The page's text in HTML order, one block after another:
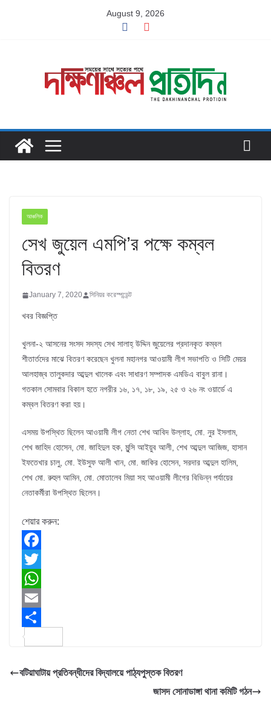
August 9, 2026
আঞ্চলিক
সেখ জুয়েল এমপি’র পক্ষে কম্বল
বিতরণ
January 7, 2020 সিনিয়র করেস্পন্ডেন্ট
খবর বিজ্ঞপ্তি
খুলনা-২ আসনের সংসদ সদস্য সেখ সালাহ্ উদ্দিন জুয়েলের প্রদানকৃত কম্বল
শীতার্তদের মাঝে বিতরণ করেছেন খুলনা মহানগর আওয়ামী লীগ সভাপতি ও সিটি মেয়র
আলহাজ্ব তালুকদার আব্দুল খালেক এবং সাধারণ সম্পাদক এমডিএ বাবুল রানা।
গতকাল সোমবার বিকাল হতে নগরীর ১৬, ১৭, ১৮, ১৯, ২৫ ও ২৬ নং ওয়ার্ডে এ
কম্বল বিতরণ করা হয়।
এসময় উপস্থিত ছিলেন আওয়ামী লীগ নেতা শেখ আবিদ উল্লাহ, মো. নুর ইসলাম,
শেখ জাহিদ হোসেন, মো. জাহিদুল হক, মুন্সি আইয়ুব আলী, শেখ আব্দুল আজিজ, হাসান
ইফতেখার চালু, মো. ইউসুফ আলী খান, মো. জাকির হোসেন, সরদার আব্দুল হালিম,
শেখ মো. রুহুল আমিন, মো. মোতালেব মিয়া সহ আওয়ামী লীগের বিভিন্ন পর্যায়ের
নেতাকর্মীরা উপস্থিত ছিলেন।
শেয়ার করুন:
F
a
c
e
b
o
T
w
t
e
W
h
a
s
E
m
i
a
বটিয়াঘাটায় প্রতিবন্ধীদের বিদ্যালয়ে পাঠ্যপুস্তক বিতরণ
জাসদ সোনাডাঙ্গা থানা কমিটি গঠন